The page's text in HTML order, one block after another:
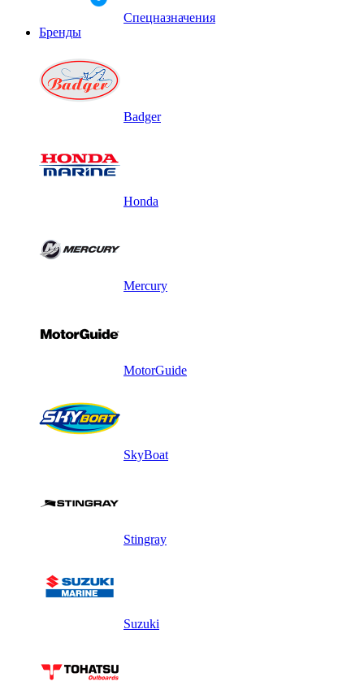
Спецназначения
Бренды
Badger
Honda
Mercury
MotorGuide
SkyBoat
Stingray
Suzuki